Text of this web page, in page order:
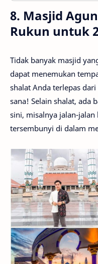
8. Masjid
Rukun untuk
Tidak banyak masjid
dapat menemukan
shalat Anda terlepas
sana! Selain shalat, ada
sini, misalnya jalan-jalan
tersembunyi di dalam